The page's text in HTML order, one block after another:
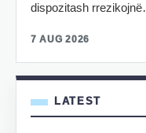
dispozitash
7 AUG 2026
LATEST